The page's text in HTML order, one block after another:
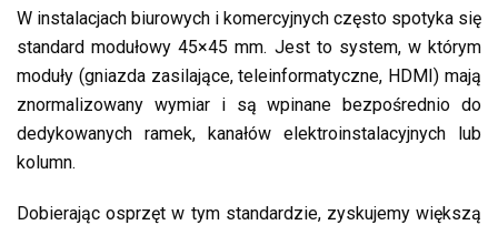
W instalacjach biurowych i komercyjnych często spotyka się
standard modułowy 45×45 mm. Jest to system, w którym
moduły (gniazda zasilające, teleinformatyczne, HDMI) mają
znormalizowany wymiar i są wpinane bezpośrednio do
dedykowanych ramek, kanałów elektroinstalacyjnych lub
kolumn.
Dobierając osprzęt w tym standardzie, zyskujemy większą